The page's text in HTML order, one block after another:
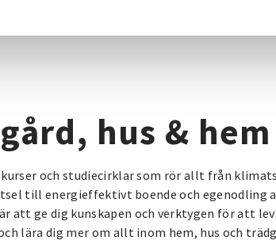
evenemang
hus & hem
kurser och studiecirklar som rör allt från
till energieffektivt boende och egenodling
att ge dig kunskapen och verktygen för att
lära dig mer om allt inom hem, hus och